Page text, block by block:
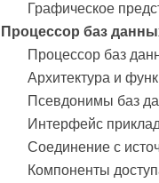
Графическое
Процессор баз
Процессор баз
Архитектура и
Псевдонимы баз
Интерфейс
Соединение с
Компоненты